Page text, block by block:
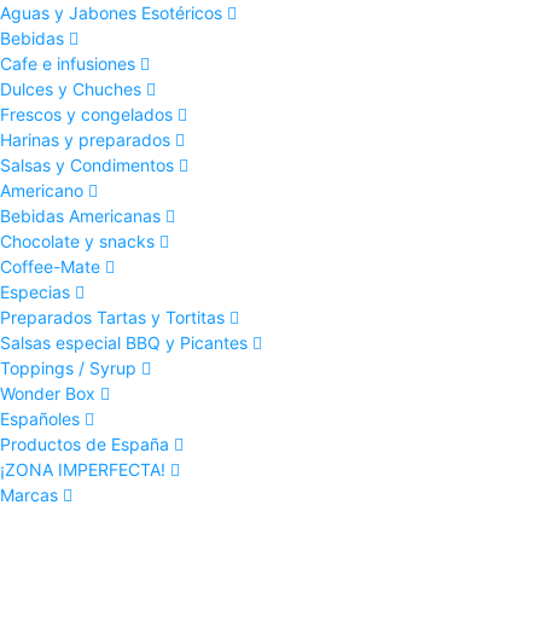
Aguas y Jabones Esotéricos
Bebidas
Cafe e infusiones
Dulces y Chuches
Frescos y congelados
Harinas y preparados
Salsas y Condimentos
Americano
Bebidas Americanas
Chocolate y snacks
Coffee-Mate
Especias
Preparados Tartas y Tortitas
Salsas especial BBQ y Picantes
Toppings / Syrup
Wonder Box
Españoles
Productos de España
¡ZONA IMPERFECTA!
Marcas